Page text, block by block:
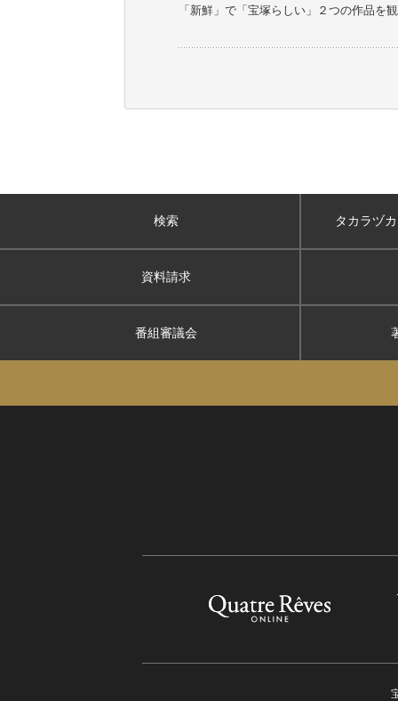
「新鮮」で「宝塚らしい」２つの作品を
検索 タカラヅ
資料請求
番組審議会